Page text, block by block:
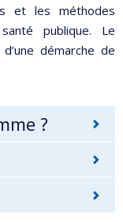
et les méthodes
publique. Le
démarche de
?